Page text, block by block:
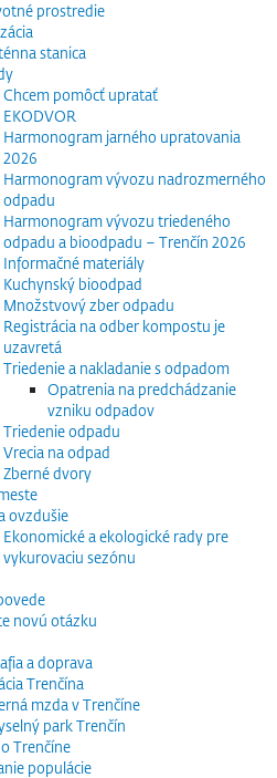
prostredie
stanica
Chcem pomôcť upratať
EKODVOR
Harmonogram jarného upratovania
2026
Harmonogram vývozu nadrozmerného
odpadu
Harmonogram vývozu triedeného
odpadu a bioodpadu – Trenčín 2026
Informačné materiály
Kuchynský bioodpad
Množstvový zber odpadu
Registrácia na odber kompostu je
uzavretá
Triedenie a nakladanie s odpadom
Opatrenia na predchádzanie
vzniku odpadov
Triedenie odpadu
Vrecia na odpad
Zberné dvory
ovzdušie
Ekonomické a ekologické rady pre
vykurovaciu sezónu
novú otázku
a doprava
Trenčína
mzda v Trenčíne
park Trenčín
Trenčíne
populácie